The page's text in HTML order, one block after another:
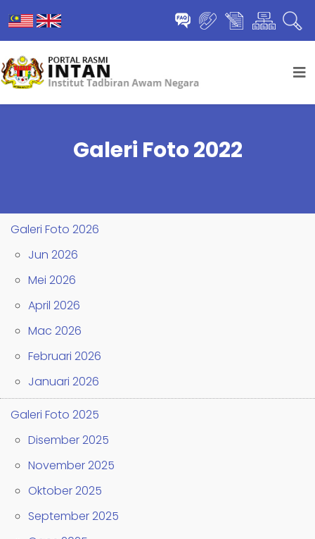
Galeri Foto 2022
Galeri Foto 2026
Jun 2026
Mei 2026
April 2026
Mac 2026
Februari 2026
Januari 2026
Galeri Foto 2025
Disember 2025
November 2025
Oktober 2025
September 2025